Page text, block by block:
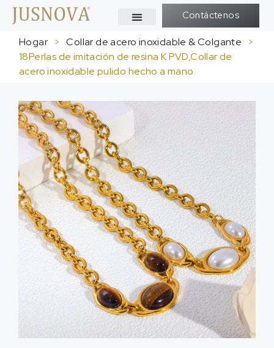
Contáctenos
Hogar > Collar de acero inoxidable & Colgante
>
18Perlas de imitación de resina K PVD,Collar de
acero inoxidable pulido hecho a mano